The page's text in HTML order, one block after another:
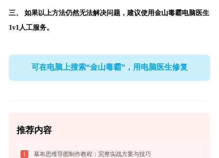
三、 如果以上方法仍然无法解决问题，建议使用金山毒霸电脑医生
1v1人工服务。
可在电脑上搜索“金山毒霸”，用电脑医生修复
推荐内容
1 幕布思维导图制作教程：完整实战方案与技巧